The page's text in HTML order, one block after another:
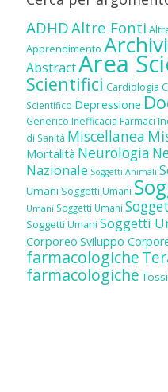
ADHDAltre Fonti
Apprendimento
AbstractArea
Scientifici Cardiologia
Scientifico Depressione
Generico Inefficacia Farmaci
di Sanità Miscellanea
Mortalità Neurologia
Nazionale Soggetti Animali
Umani Soggetti Umani
Umani Soggetti Umani
Soggetti Umani Soggetti
Corporeo Sviluppo
farmacologiche
farmacologiche